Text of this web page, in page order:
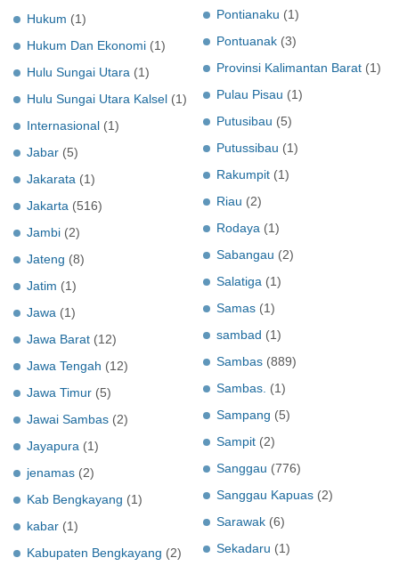
Hukum (1)
Hukum Dan Ekonomi (1)
Hulu Sungai Utara (1)
Hulu Sungai Utara Kalsel (1)
Internasional (1)
Jabar (5)
Jakarata (1)
Jakarta (516)
Jambi (2)
Jateng (8)
Jatim (1)
Jawa (1)
Jawa Barat (12)
Jawa Tengah (12)
Jawa Timur (5)
Jawai Sambas (2)
Jayapura (1)
jenamas (2)
Kab Bengkayang (1)
kabar (1)
Kabupaten Bengkayang (2)
Pontianaku (1)
Pontuanak (3)
Provinsi Kalimantan Barat (1)
Pulau Pisau (1)
Putusibau (5)
Putussibau (1)
Rakumpit (1)
Riau (2)
Rodaya (1)
Sabangau (2)
Salatiga (1)
Samas (1)
sambad (1)
Sambas (889)
Sambas. (1)
Sampang (5)
Sampit (2)
Sanggau (776)
Sanggau Kapuas (2)
Sarawak (6)
Sekadaru (1)